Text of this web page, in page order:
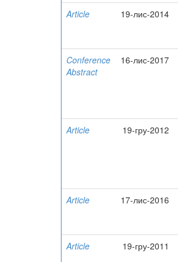
Article 19-лис-2014
Conference
Abstract
16-лис-2017
Article 19-гру-2012
Article 17-лис-2016
Article 19-гру-2011